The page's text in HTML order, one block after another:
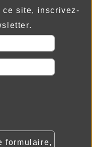
ce site, inscrivez-
formulaire,